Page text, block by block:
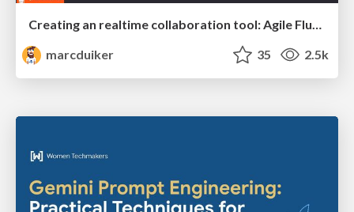
Creating an realtime collaboration tool: Agile Flush - .NET Oxford
marcduiker
35 2.5k